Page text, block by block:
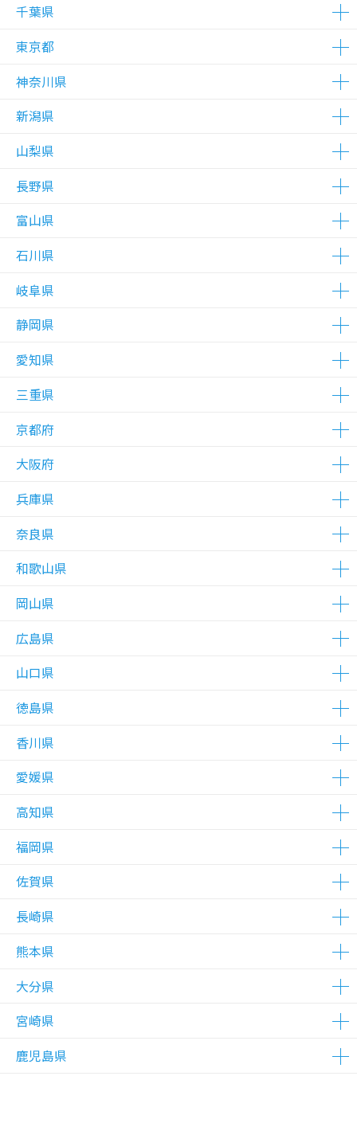
△在庫わずか
△在庫わずか
△在庫わずか
△在庫わずか
△在庫わずか
△在庫わずか
△在庫わずか
△在庫わずか
△在庫わずか
△在庫わずか
△在庫わずか
△在庫わずか
△在庫わずか
△在庫わずか
△在庫わずか
△在庫わずか
△在庫わずか
千葉県
△在庫わずか
△在庫わずか
△在庫わずか
△在庫わずか
△在庫わずか
△在庫わずか
△在庫わずか
△在庫わずか
△在庫わずか
△在庫わずか
△在庫わずか
△在庫わずか
△在庫わずか
△在庫わずか
△在庫わずか
△在庫わずか
東京都
△在庫わずか
△在庫わずか
△在庫わずか
△在庫わずか
△在庫わずか
△在庫わずか
△在庫わずか
△在庫わずか
△在庫わずか
△在庫わずか
△在庫わずか
△在庫わずか
△在庫わずか
△在庫わずか
△在庫わずか
△在庫わずか
△在庫わずか
△在庫わずか
△在庫わずか
△在庫わずか
△在庫わずか
△在庫わずか
△在庫わずか
△在庫わずか
△在庫わずか
△在庫わずか
△在庫わずか
△在庫わずか
△在庫わずか
△在庫わずか
△在庫わずか
△在庫わずか
△在庫わずか
△在庫わずか
△在庫わずか
△在庫わずか
△在庫わずか
△在庫わずか
△在庫わずか
△在庫わずか
△在庫わずか
△在庫わずか
△在庫わずか
△在庫わずか
神奈川県
△在庫わずか
△在庫わずか
△在庫わずか
△在庫わずか
△在庫わずか
△在庫わずか
△在庫わずか
△在庫わずか
△在庫わずか
△在庫わずか
△在庫わずか
△在庫わずか
△在庫わずか
△在庫わずか
△在庫わずか
△在庫わずか
△在庫わずか
△在庫わずか
△在庫わずか
△在庫わずか
△在庫わずか
△在庫わずか
△在庫わずか
△在庫わずか
△在庫わずか
△在庫わずか
△在庫わずか
△在庫わずか
△在庫わずか
新潟県
△在庫わずか
山梨県
△在庫わずか
長野県
△在庫わずか
△在庫わずか
富山県
△在庫わずか
△在庫わずか
石川県
△在庫わずか
△在庫わずか
岐阜県
△在庫わずか
△在庫わずか
静岡県
△在庫わずか
△在庫わずか
△在庫わずか
△在庫わずか
△在庫わずか
愛知県
△在庫わずか
△在庫わずか
△在庫わずか
△在庫わずか
△在庫わずか
△在庫わずか
△在庫わずか
△在庫わずか
△在庫わずか
△在庫わずか
△在庫わずか
△在庫わずか
△在庫わずか
三重県
△在庫わずか
△在庫わずか
京都府
△在庫わずか
△在庫わずか
△在庫わずか
△在庫わずか
△在庫わずか
△在庫わずか
大阪府
△在庫わずか
△在庫わずか
△在庫わずか
△在庫わずか
△在庫わずか
△在庫わずか
△在庫わずか
△在庫わずか
△在庫わずか
△在庫わずか
△在庫わずか
△在庫わずか
△在庫わずか
△在庫わずか
△在庫わずか
△在庫わずか
△在庫わずか
△在庫わずか
△在庫わずか
△在庫わずか
兵庫県
△在庫わずか
△在庫わずか
△在庫わずか
△在庫わずか
△在庫わずか
△在庫わずか
奈良県
△在庫わずか
△在庫わずか
和歌山県
△在庫わずか
岡山県
△在庫わずか
広島県
△在庫わずか
△在庫わずか
△在庫わずか
△在庫わずか
山口県
△在庫わずか
徳島県
△在庫わずか
香川県
△在庫わずか
愛媛県
△在庫わずか
高知県
△在庫わずか
福岡県
△在庫わずか
△在庫わずか
△在庫わずか
△在庫わずか
△在庫わずか
△在庫わずか
△在庫わずか
△在庫わずか
△在庫わずか
△在庫わずか
佐賀県
△在庫わずか
長崎県
△在庫わずか
△在庫わずか
熊本県
△在庫わずか
大分県
△在庫わずか
△在庫わずか
宮崎県
鹿児島県